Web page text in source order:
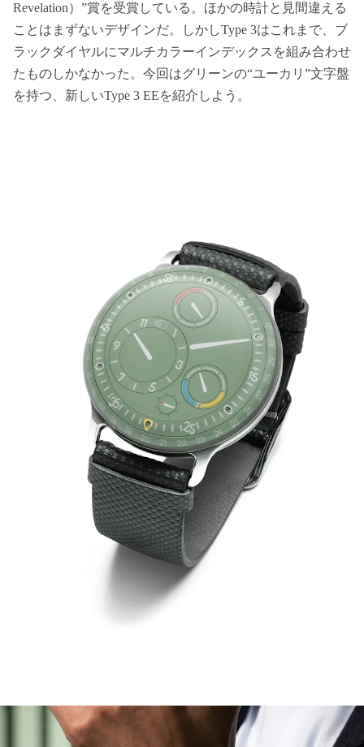
Revelation）”賞を受賞している。ほかの時計と見間違える
ことはまずないデザインだ。しかしType 3はこれまで、ブ
ラックダイヤルにマルチカラーインデックスを組み合わせ
たものしかなかった。今回はグリーンの“ユーカリ”文字盤
を持つ、新しいType 3 EEを紹介しよう。